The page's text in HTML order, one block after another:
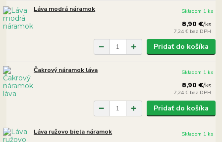
Láva modrá náramok
8,90 €/ks
7,24 € bez DPH
Skladom 1 ks
Pridať do košíka
Čakrový náramok láva
8,90 €/ks
7,24 € bez DPH
Skladom 1 ks
Pridať do košíka
Láva ružovo biela náramok Skladom 1 ks